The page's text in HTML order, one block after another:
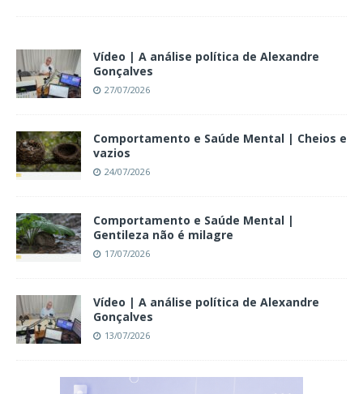
Vídeo | A análise política de Alexandre
Gonçalves
27/07/2026
Comportamento e Saúde Mental | Cheios e
vazios
24/07/2026
Comportamento e Saúde Mental |
Gentileza não é milagre
17/07/2026
Vídeo | A análise política de Alexandre
Gonçalves
13/07/2026